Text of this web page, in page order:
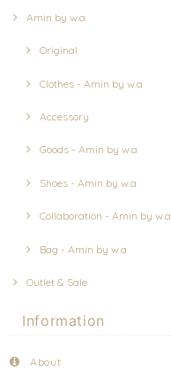
Amin by w.a
Original
Clothes - Amin by w.a
Accessory
Goods - Amin by w.a
Shoes - Amin by w.a
Collaboration - Amin by w.a
Bag - Amin by w.a
Outlet & Sale
Information
About